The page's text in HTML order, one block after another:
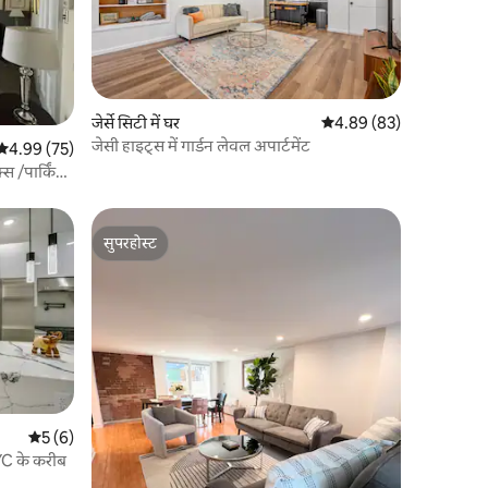
रेटिंग 5 में से 4.99, 75 समीक्षाएँ
4.99 (75)
/पार्किंग
जेर्से सिटी में घर औसत रेटिंग 5 में से 4.89,
4.89 (83)
जेसी हाइट्स में गार्डन लेवल अपार्टमेंट
औसत रेटिंग 5 में से 5, 6 समीक्षाएँ
5 (6)
के करीब
सुपरहोस्ट
सुपरहोस्ट